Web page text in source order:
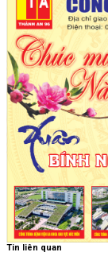
Tin liên quan